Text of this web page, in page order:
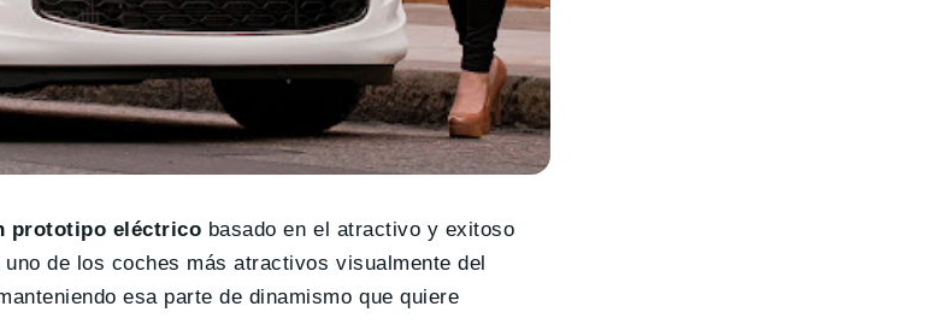
prototipo eléctrico basado en el atractivo y exitoso
de los coches más atractivos visualmente del
esa parte de dinamismo que quiere